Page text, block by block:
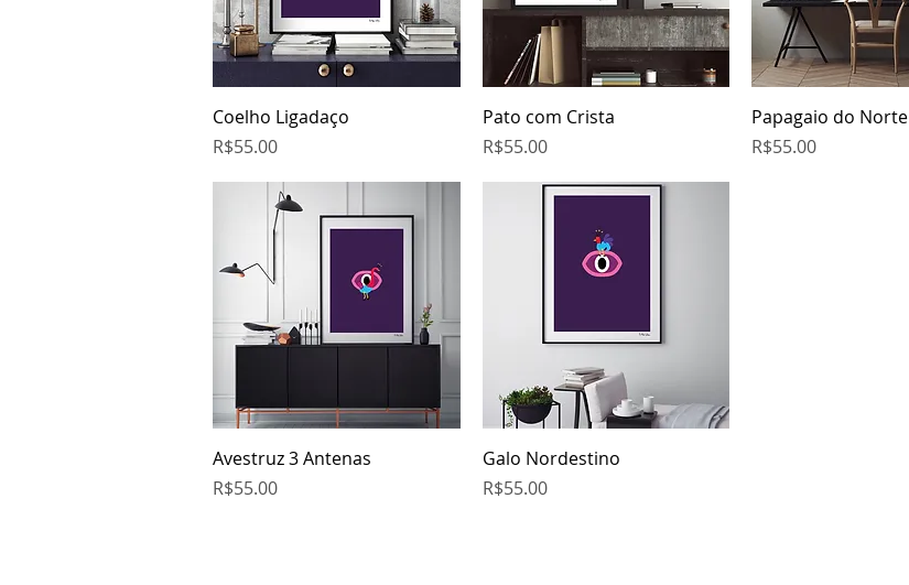
Quick View
Coelho Ligadaço
Price
R$55.00
Quick View
Pato com Crista
Price
R$55.00
Quick View
Papagaio do Norte
Price
R$55.00
Quick View
Avestruz 3 Antenas
Price
R$55.00
Quick View
Galo Nordestino
Price
R$55.00